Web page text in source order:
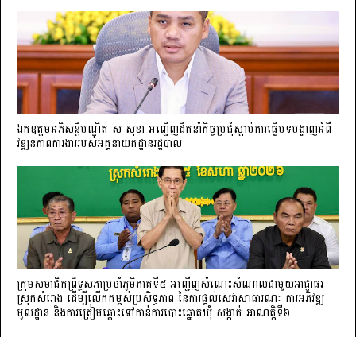
ឯកឧត្តមអភិសន្តិបណ្ឌិត ស សុខា អញ្ជើញដឹកនាំកិច្ចប្រជុំស្តាប់ការធ្វើបទបង្ហាញអំពី
វឌ្ឍនភាពការងាររបស់អគ្គនាយកដ្ឋានរដ្ឋបាល
ក្រុមសមាជិកព្រឹទ្ធសភាប្រចាំភូមិភាគទី៥ អញ្ជើញសំណេះសំណាលជាមួយអាជ្ញាធរ
ស្រុកសំរោង ដើម្បីលើកកម្ពស់ប្រសិទ្ធភាព នៃការផ្តល់សេវាសាធារណៈ ការអភិវឌ្ឍ
មូលដ្ឋាន និងការត្រៀមឆ្ពោះទៅកាន់ការបោះឆ្នោតឃុំ សង្កាត់ អាណត្តិទី៦